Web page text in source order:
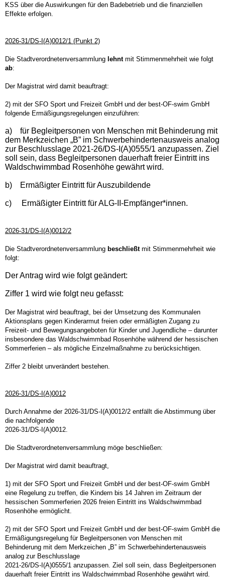
KSS über die Auswirkungen für den Badebetrieb und die finanziellen
Effekte erfolgen.
2026-31/DS-I(A)0012/1 (Punkt 2)
Die Stadtverordnetenversammlung lehntmit Stimmenmehrheit wie folgt
ab:
Der Magistrat wird damit beauftragt:
2) mit der SFO Sport und Freizeit GmbH und der best-OF-swim GmbH
folgende Ermäßigungsregelungen einzuführen:
a)
für Begleitpersonen von Menschen mit Behinderung mit
dem Merkzeichen „B” im Schwerbehindertenausweis analog
zur Beschlusslage 2021-26/DS-I(A)0555/1 anzupassen. Ziel
soll sein, dass Begleitpersonen dauerhaft freier Eintritt ins
Waldschwimmbad Rosenhöhe gewährt wird.
b) Ermäßigter Eintritt für Auszubildende
c) Ermäßigter Eintritt für ALG-II-Empfänger*innen.
2026-31/DS-I(A)0012/2
Die Stadtverordnetenversammlung beschließtmit Stimmenmehrheit wie
folgt:
Der Antrag wird wie folgt geändert:
Ziffer 1 wird wie folgt neu gefasst:
Der Magistrat wird beauftragt, bei der Umsetzung des Kommunalen
Aktionsplans gegen Kinderarmut freien oder ermäßigten Zugang zu
Freizeit- und Bewegungsangeboten für Kinder und Jugendliche – darunter
insbesondere das Waldschwimmbad Rosenhöhe während der hessischen
Sommerferien – als mögliche Einzelmaßnahme zu berücksichtigen.
Ziffer 2 bleibt unverändert bestehen.
2026-31/DS-I(A)0012
Durch Annahme der 2026-31/DS-I(A)0012/2 entfällt die Abstimmung über
die nachfolgende
2026-31/DS-I(A)0012.
Die Stadtverordnetenversammlung möge beschließen:
Der Magistrat wird damit beauftragt,
1) mit der SFO Sport und Freizeit GmbH und der best-OF-swim GmbH
eine Regelung zu treffen, die Kindern bis 14 Jahren im Zeitraum der
hessischen Sommerferien 2026 freien Eintritt ins Waldschwimmbad
Rosenhöhe ermöglicht.
2) mit der SFO Sport und Freizeit GmbH und der best-OF-swim GmbH die
Ermäßigungsregelung für Begleitpersonen von Menschen mit
Behinderung mit dem Merkzeichen „B” im Schwerbehindertenausweis
analog zur Beschlusslage
2021-26/DS-I(A)0555/1 anzupassen. Ziel soll sein, dass Begleitpersonen
dauerhaft freier Eintritt ins Waldschwimmbad Rosenhöhe gewährt wird.